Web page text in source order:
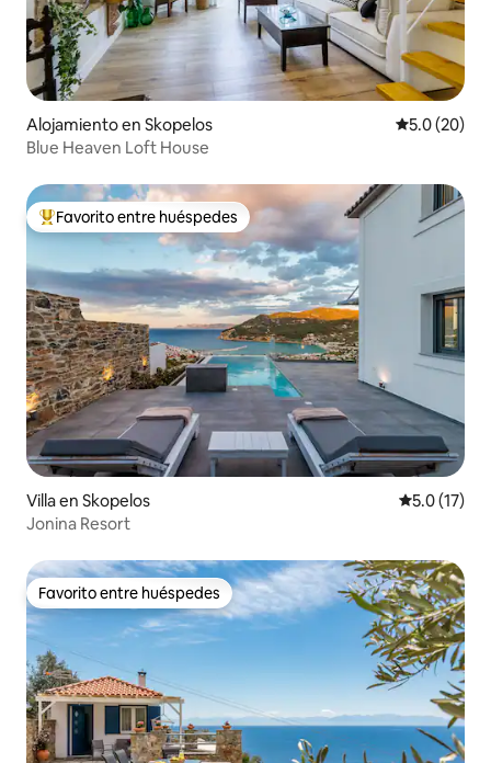
Alojamiento en Skopelos Calificación
5.0 (20)
Blue Heaven Loft House
Favorito entre huéspedes preferido
Favorito entre huéspedes
Villa en Skopelos Calificación
5.0 (17)
Jonina Resort
Favorito entre huéspedes
Favorito entre huéspedes